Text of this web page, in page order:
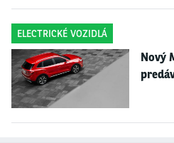
Novo sú vyladené aj tlmiče a pružiny,
ostatnými verziami tuhší vpredu o 25 %
ELECTRICKÉ VOZIDLÁ
Nový